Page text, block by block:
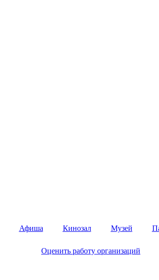
Афиша Кинозал Музей
Оценить работу организаций